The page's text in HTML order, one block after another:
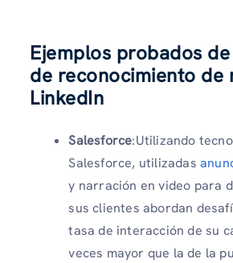
Ejemplos probados
de reconocimiento de
LinkedIn
Salesforce:Utilizando
Salesforce, utilizadas
y narración en video para
sus clientes abordan
tasa de interacción de su
veces mayor que la de la